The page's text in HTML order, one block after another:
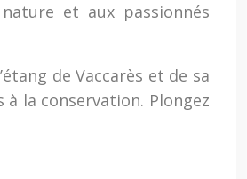
et aux passionnés
de Vaccarès et de sa
la conservation. Plongez